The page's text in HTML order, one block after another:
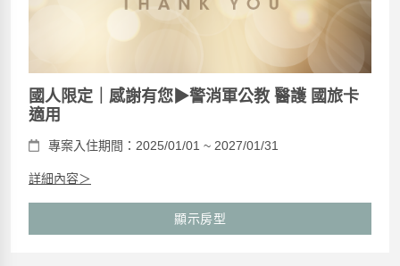
國人限定｜感謝有您▶︎警消軍公教 醫護 國旅卡
適用
專案入住期間：2025/01/01 ~ 2027/01/31
詳細內容＞
顯示房型